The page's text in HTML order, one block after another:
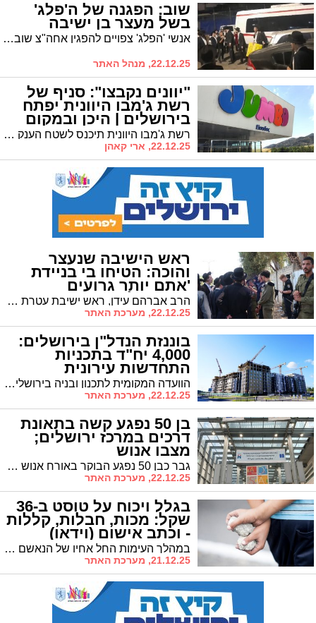
שוב: הפגנה של ה'פלג'
בשל מעצר בן ישיבה
אנשי 'הפלג' צפויים להפגין אחה"צ שוב בכבישי איזור המרכז, בשל מעצר בן ישיבה שהוגדר עריק. הסעות יוצאות בין היתר מהעיר
22.12.25, מנהל האתר
"יוונים נקבצו": סניף של
רשת ג'מבו היוונית יפתח
בירושלים | היכן ובמקום
מי? רשת ג'מבו היוונית תיכנס לשטח הענק ליד קניון הדר במקומה של סניף הספורט המפורסם שפועל רק שנתיים
22.12.25, ארי קאהן
ראש הישיבה שנעצר
והוכה: הטיחו בי בניידת
'אתם יותר גרועים
מהמחבלים' הרב אברהם עידן, ראש ישיבת עטרת הלוי, חשף אמש בריאיון ל'קול חי' פרטים קשים על מעצרו והכאתו במהלך המהומות בירושלים ביום חמישי, למרות שלטענתו כלל לא השתתף בהפגנה. הרב עידן נמצא כעת במעצר בית, למרות שהיום בנו אמור להיכנס לברית
22.12.25, מערכת האתר
בוננזת הנדל"ן בירושלים:
4,000 יח"ד בתכניות
התחדשות עירונית
הוועדה המקומית לתכנון ובניה בירושלים צפויה לקיים השבוע דיון בהפקדתן של ארבע תכניות התחדשות עירונית משמעותיות, הכוללות יחדיו כ-4,000 יחידות דיור. מהנדס העיר, אינג' יואל אבן, המליץ להפקיד את התכניות ולהעבירן לאישור הוועדה המחוזית
22.12.25, מערכת האתר
בן 50 נפגע קשה בתאונת
דרכים במרכז ירושלים;
מצבו אנוש
גבר כבן 50 נפגע הבוקר באורח אנוש מרכב חולף בשדרות חיים ברלב בירושלים ופונה לבית החולים הדסה הר הצופים כשמצבו קשה ביותר.
22.12.25, מערכת האתר
בגלל ויכוח על טוסט ב-36
שקל: מכות, חבלות, קללות
- וכתב אישום (וידאו)
במהלך העימות החל אחיו של הנאשם להתלהם, לקלל ולאיים על המתלונן ועל בני משפחתו. ניסיונות להרגיע את הרוחות ולהוציא את האח מהחנות לא צלחו. בשלב זה נטל הנאשם את הכריך מהדלפק והעבירו לאחיו, שהשליכו בעוצמה לעבר פני העובד ופגע בו
21.12.25, מערכת האתר